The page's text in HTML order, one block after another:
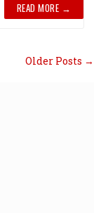
READ MORE →
Older Posts →